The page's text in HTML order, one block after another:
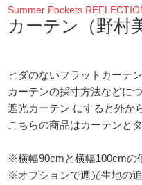
Summer Pockets
カーテン（野村
ヒダのないフラットカーテン
カーテンの採寸方法などに
遮光カーテン にすると外か
こちらの商品はカーテンと
※横幅90cmと横幅100cmの
※オプションで遮光生地の追